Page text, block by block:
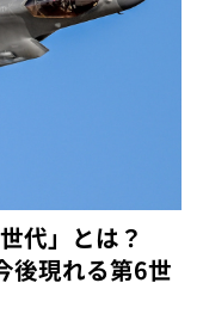
代」とは？
現れる第6世